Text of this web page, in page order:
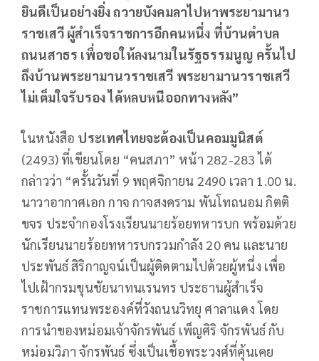
ยินดีเป็นอย่างยิ่ง ถวายบังคมลาไปหาพระยามานว
ราชเสวี ผู้สำเร็จราชการอีกคนหนึ่ง ที่บ้านตำบล
ถนนสาธร เพื่อขอให้ลงนามในรัฐธรรมนูญ ครั้นไป
ถึงบ้านพระยามานวราชเสวี พระยามานวราชเสวี
ไม่เต็มใจรับรอง ได้หลบหนีออกทางหลัง”
ในหนังสือ ประเทศไทยจะต้องเป็นคอมมูนิสต์
(2493) ที่เขียนโดย “คนสภา” หน้า 282-283 ได้
กล่าวว่า “ครั้นวันที่ 9 พฤศจิกายน 2490 เวลา 1.00 น.
นาวาอากาศเอก กาจ กาจสงคราม พันโทถนอม กิตติ
ขจร ประจำกองโรงเรียนนายร้อยทหารบก พร้อมด้วย
นักเรียนนายร้อยทหารบกรวมกำลัง 20 คน และนาย
ประพันธ์ สิริกาญจน์เป็นผู้ติดตามไปด้วยผู้หนึ่ง เพื่อ
ไปเฝ้ากรมขุนชัยนาทนเรนทร ประธานผู้สำเร็จ
ราชการแทนพระองค์ที่วังถนนวิทยุ ศาลาแดง โดย
การนำของหม่อมเจ้าจักรพันธ์ เพ็ญศิริ จักรพันธ์ กับ
หม่อมวิภา จักรพันธ์ ซึ่งเป็นเชื้อพระวงศ์ที่คุ้นเคย